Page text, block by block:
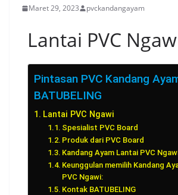
Maret 29, 2023 pvckandangayam
Lantai PVC
Pintasan PVC Kandang
BATUBELING
Lantai PVC Ngawi
Spesialist PVC Board
Produk dari PVC Board
Kandang Ayam Lantai PVC
Keunggulan memilih Kandang
PVC Ngawi:
Kontak BATUBELING